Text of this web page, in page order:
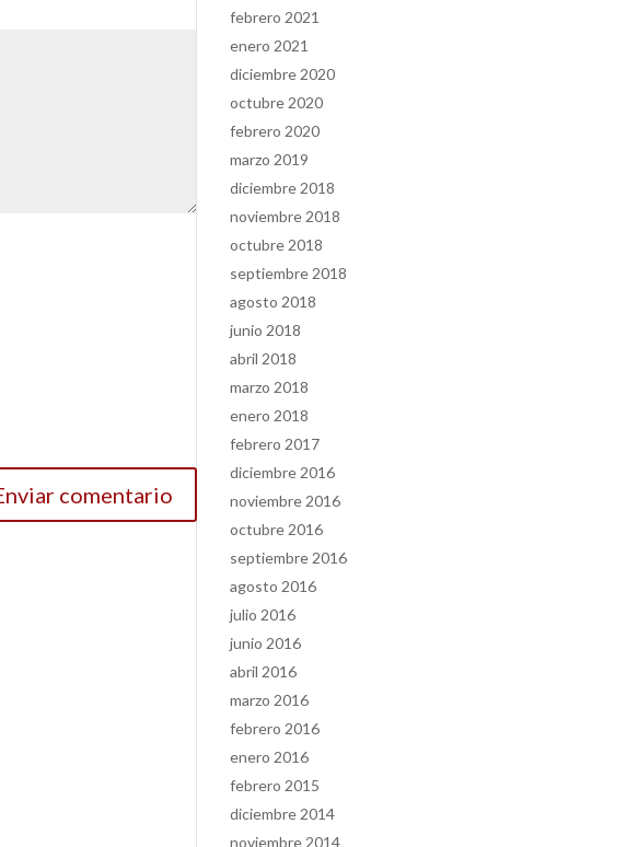
febrero 2021
enero 2021
diciembre 2020
octubre 2020
febrero 2020
marzo 2019
diciembre 2018
noviembre 2018
octubre 2018
septiembre 2018
agosto 2018
junio 2018
abril 2018
marzo 2018
enero 2018
febrero 2017
diciembre 2016
noviembre 2016
octubre 2016
septiembre 2016
agosto 2016
julio 2016
junio 2016
abril 2016
marzo 2016
febrero 2016
enero 2016
febrero 2015
diciembre 2014
noviembre 2014